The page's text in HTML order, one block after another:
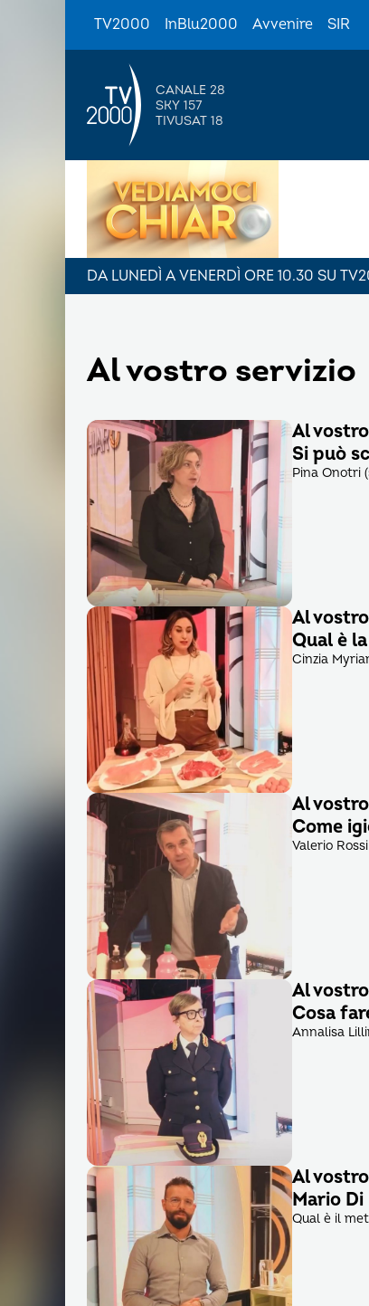
TV2000 InBlu2000 Avvenire SIR
CANALE 28
SKY 157
TIVUSAT 18
DA LUNEDÌ A VENERDÌ ORE 10.30 SU
Al vostro servizio
Al
Si può
Pina Onotri
Al
Qual è
Cinzia
Al
Come
Valerio
Al
Cosa
Annalisa
Al
Mario
Qual è il